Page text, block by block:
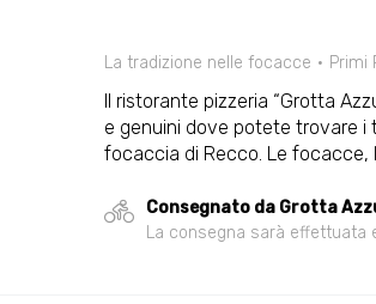
La tradizione nelle focacce Primi
Il ristorante pizzeria “Grotta
e genuini dove potete trovare i
focaccia di Recco. Le focacce,
Consegnato da Grotta
La consegna sarà effettuata